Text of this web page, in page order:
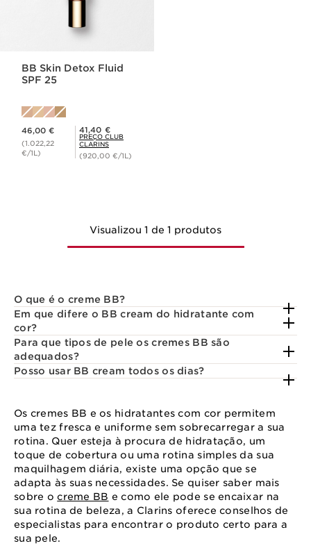
BB Skin Detox Fluid
SPF 25
46,00 €
(1.022,22
€/1L)
Preço Club Clarins 41,40 €
41,40 €
PREÇO CLUB
CLARINS
(920,00 €/1L)
Visualizou 1 de 1 produtos
O que é o creme BB?
Em que difere o BB cream do hidratante com
cor?
Para que tipos de pele os cremes BB são
adequados?
Posso usar BB cream todos os dias?
Os cremes BB e os hidratantes com cor permitem
uma tez fresca e uniforme sem sobrecarregar a sua
rotina. Quer esteja à procura de hidratação, um
toque de cobertura ou uma rotina simples da sua
maquilhagem diária, existe uma opção que se
adapta às suas necessidades. Se quiser saber mais
sobre ocreme BB e como ele pode se encaixar na
sua rotina de beleza, a Clarins oferece conselhos de
especialistas para encontrar o produto certo para a
sua pele.